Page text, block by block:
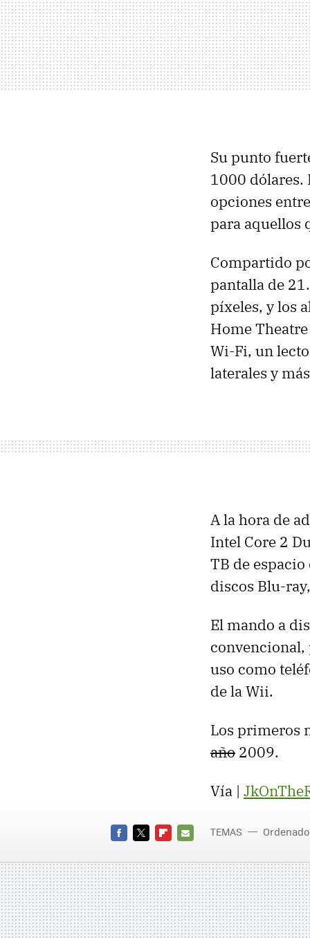
Su punto
1000 dólares.
opciones
para aquellos
Compartido
pantalla de
píxeles, y los
Home
Wi-Fi, un
laterales y
A la hora de
Intel Core 2
TB de
discos Blu-
El mando a
uso como
de la Wii.
Los primeros
año 2009.
Vía |
MAIL
TEMAS